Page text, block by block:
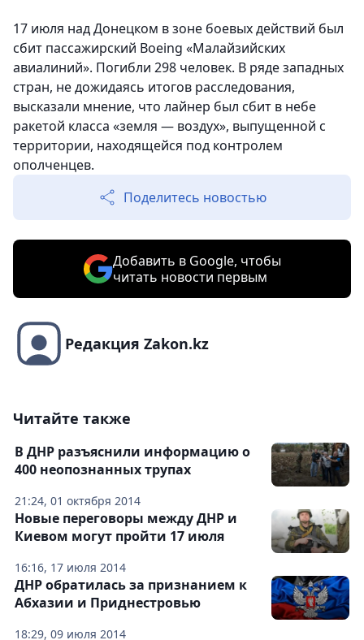
17 июля над Донецком в зоне боевых действий был
сбит пассажирский Boeing «Малайзийских
авиалиний». Погибли 298 человек. В ряде западных
стран, не дожидаясь итогов расследования,
высказали мнение, что лайнер был сбит в небе
ракетой класса «земля — воздух», выпущенной с
территории, находящейся под контролем
ополченцев.
Поделитесь новостью
Добавить в Google, чтобы
читать новости первым
Редакция Zakon.kz
Читайте также
21:24, 01 октября 2014
В ДНР разъяснили информацию о
400 неопознанных трупах
16:16, 17 июля 2014
Новые переговоры между ДНР и
Киевом могут пройти 17 июля
18:29, 09 июля 2014
ДНР обратилась за признанием к
Абхазии и Приднестровью